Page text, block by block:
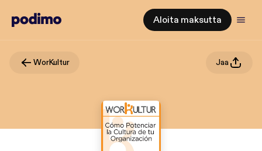
Aloita maksutta
WorKultur Jaa